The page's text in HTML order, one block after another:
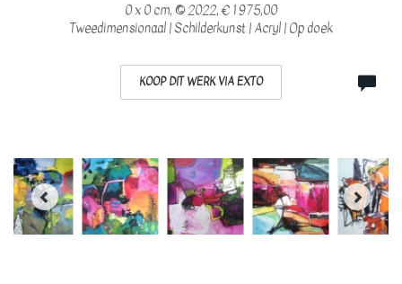
0 x 0 cm, © 2022, € 1 975,00
Tweedimensionaal | Schilderkunst | Acryl | Op doek
KOOP DIT WERK VIA EXTO